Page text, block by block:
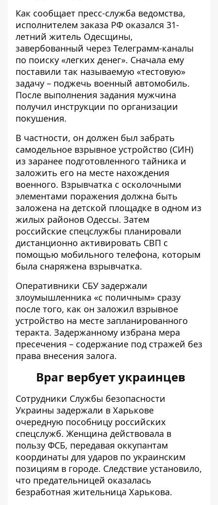
Как сообщает пресс-служба ведомства,
исполнителем заказа РФ оказался 31-
летний житель Одесщины,
завербованный через Телеграмм-каналы
по поиску «легких денег». Сначала ему
поставили так называемую «тестовую»
задачу – поджечь военный автомобиль.
После выполнения задания мужчина
получил инструкции по организации
покушения.
В частности, он должен был забрать
самодельное взрывное устройство (СИН)
из заранее подготовленного тайника и
заложить его на месте нахождения
военного. Взрывчатка с осколочными
элементами поражения должна быть
заложена на детской площадке в одном из
жилых районов Одессы. Затем
российские спецслужбы планировали
дистанционно активировать СВП с
помощью мобильного телефона, которым
была снаряжена взрывчатка.
Оперативники СБУ задержали
злоумышленника «с поличным» сразу
после того, как он заложил взрывное
устройство на месте запланированного
теракта. Задержанному избрана мера
пресечения – содержание под стражей без
права внесения залога.
Враг вербует украинцев
Сотрудники Службы безопасности
Украины задержали в Харькове
очередную пособницу российских
спецслужб. Женщина действовала в
пользу ФСБ, передавая оккупантам
координаты для ударов по украинским
позициям в городе. Следствие установило,
что предательницей оказалась
безработная жительница Харькова.